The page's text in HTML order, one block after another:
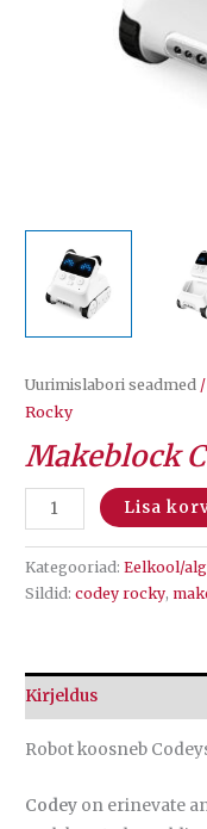
Uurimislabori seadmed
Rocky
Makeblock
Makeblock
Codey
Rocky
kogus
Lisa
Kategooriad:Eelkool/
Sildid:codey rocky,
Kirjeldus
Robot koosneb
Codey on erinevate